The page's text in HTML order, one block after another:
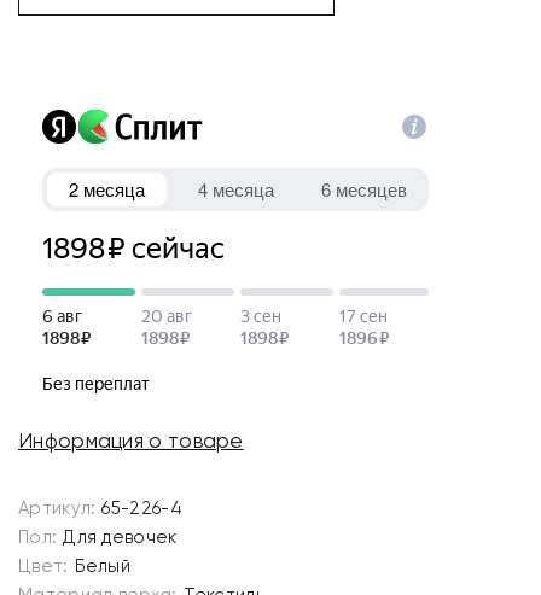
Информация о товаре
Артикул: 65-226-4
Пол: Для девочек
Цвет: Белый